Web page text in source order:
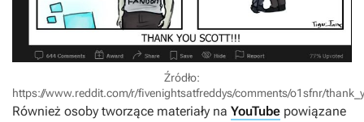
Źródło:
https://www.reddit.com/r/fivenightsatfreddys/comments/o1sfnr/
Również osoby tworzące materiały na YouTube powiązane